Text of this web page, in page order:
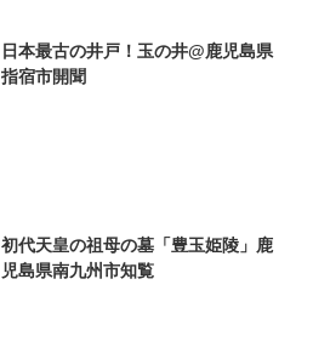
日本最古の井戸！玉の井@鹿児島県
指宿市開聞
初代天皇の祖母の墓「豊玉姫陵」鹿
児島県南九州市知覧